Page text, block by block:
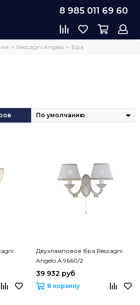
8 985 011 69 60
Reccagni Angelo Бра
Двухламповое бра Reccagni
Angelo A.9660/2
39 932 руб
В корзину